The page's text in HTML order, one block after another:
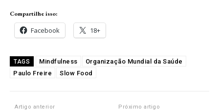
Compartilhe isso:
Facebook 18+
TAGS Mindfulness
Organização Mundial da Saúde
Paulo Freire
Slow Food
Artigo anterior Próximo artigo